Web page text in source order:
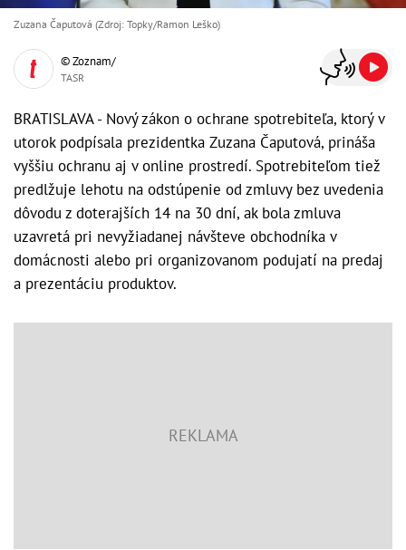
Zuzana Čaputová (Zdroj: Topky/Ramon Leško)
© Zoznam/
TASR
BRATISLAVA - Nový zákon o ochrane spotrebiteľa, ktorý v
utorok podpísala prezidentka Zuzana Čaputová, prináša
vyššiu ochranu aj v online prostredí. Spotrebiteľom tiež
predlžuje lehotu na odstúpenie od zmluvy bez uvedenia
dôvodu z doterajších 14 na 30 dní, ak bola zmluva
uzavretá pri nevyžiadanej návšteve obchodníka v
domácnosti alebo pri organizovanom podujatí na predaj
a prezentáciu produktov.